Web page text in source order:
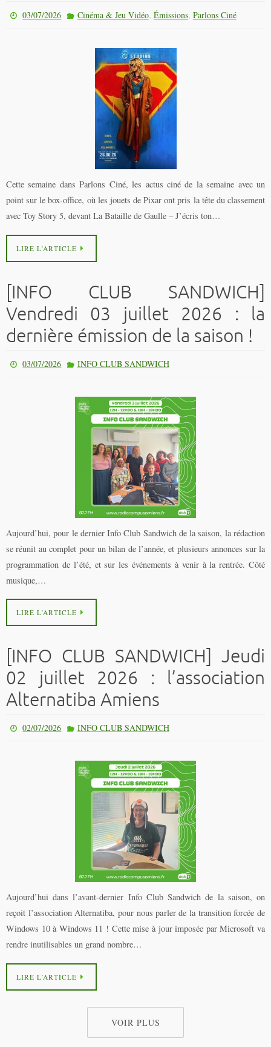
03/07/2026 Cinéma & Jeu Vidéo, Émissions, Parlons Ciné
Cette semaine dans Parlons Ciné, les actus ciné de la semaine avec un
point sur le box-office, où les jouets de Pixar ont pris la tête du classement
avec Toy Story 5, devant La Bataille de Gaulle – J’écris ton…
LIRE L’ARTICLE
[INFO CLUB SANDWICH]
Vendredi 03 juillet 2026 : la
dernière émission de la saison !
03/07/2026 INFO CLUB SANDWICH
Aujourd’hui, pour le dernier Info Club Sandwich de la saison, la rédaction
se réunit au complet pour un bilan de l’année, et plusieurs annonces sur la
programmation de l’été, et sur les événements à venir à la rentrée. Côté
musique,…
LIRE L’ARTICLE
[INFO CLUB SANDWICH] Jeudi
02 juillet 2026 : l’association
Alternatiba Amiens
02/07/2026 INFO CLUB SANDWICH
Aujourd’hui dans l’avant-dernier Info Club Sandwich de la saison, on
reçoit l’association Alternatiba, pour nous parler de la transition forcée de
Windows 10 à Windows 11 ! Cette mise à jour imposée par Microsoft va
rendre inutilisables un grand nombre…
LIRE L’ARTICLE
VOIR PLUS